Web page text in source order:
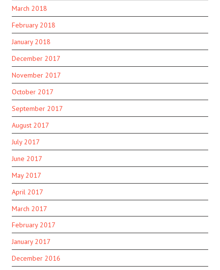
March 2018
February 2018
January 2018
December 2017
November 2017
October 2017
September 2017
August 2017
July 2017
June 2017
May 2017
April 2017
March 2017
February 2017
January 2017
December 2016